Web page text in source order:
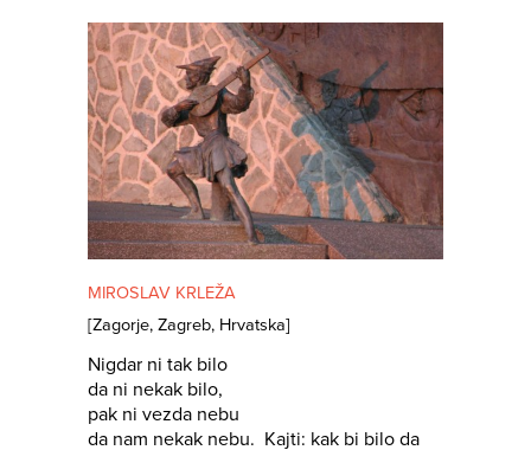
MIROSLAV KRLEŽA
[Zagorje, Zagreb, Hrvatska]
Nigdar ni tak bilo
da ni nekak bilo,
pak ni vezda nebu
da nam nekak nebu. Kajti: kak bi bilo da